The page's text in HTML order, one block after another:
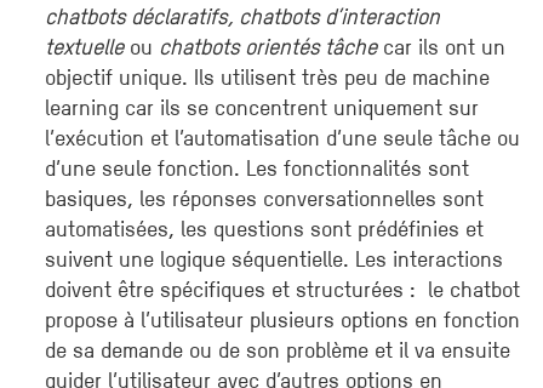
chatbots déclaratifs, chatbots d’interaction
textuelleou chatbots orientés tâchecar ils ont un
objectif unique. Ils utilisent très peu de machine
learning car ils se concentrent uniquement sur
l’exécution et l’automatisation d’une seule tâche ou
d’une seule fonction. Les fonctionnalités sont
basiques, les réponses conversationnelles sont
automatisées, les questions sont prédéfinies et
suivent une logique séquentielle. Les interactions
doivent être spécifiques et structurées : le chatbot
propose à l’utilisateur plusieurs options en fonction
de sa demande ou de son problème et il va ensuite
guider l’utilisateur avec d’autres options en